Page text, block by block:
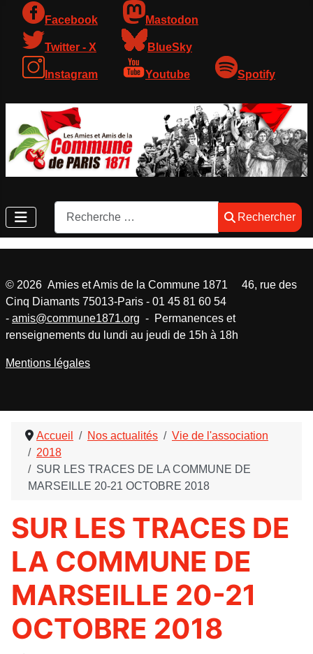
Facebook Mastodon
Twitter - X BlueSky
Instagram Youtube Spotify
Rechercher
Rechercher
Accueil Nos actualités
Vie de l'association
2018
SUR LES TRACES DE LA COMMUNE DE
MARSEILLE 20-21 OCTOBRE 2018
SUR LES TRACES DE
LA COMMUNE DE
MARSEILLE 20-21
OCTOBRE 2018
© 2026 Amies et Amis de la Commune 1871 46, rue des
Cinq Diamants 75013-Paris - 01 45 81 60 54
- amis@commune1871.org - Permanences et
renseignements du lundi au jeudi de 15h à 18h
Mentions légales